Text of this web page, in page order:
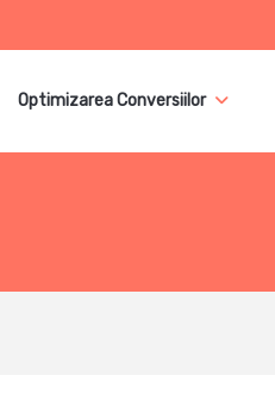
Optimizarea Conversiilor